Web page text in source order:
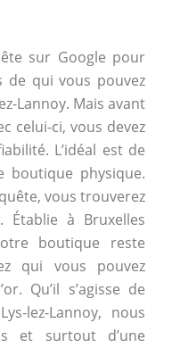
sur Google pour
qui vous pouvez
Lannoy. Mais avant
celui-ci, vous devez
L’idéal est de
boutique physique.
vous trouverez
Établie à Bruxelles
boutique reste
qui vous pouvez
Qu’il s’agisse de
lez-Lannoy, nous
et surtout d’une